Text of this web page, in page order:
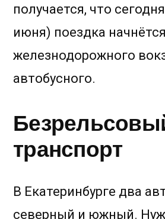
получается, что
июня) поездка
железнодорожного
автобусного.
транспорт
В Екатеринбурге два
северный и южный.